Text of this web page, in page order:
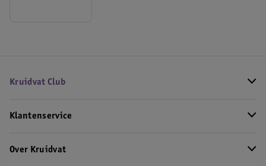
Kruidvat Club
Klantenservice
Over Kruidvat